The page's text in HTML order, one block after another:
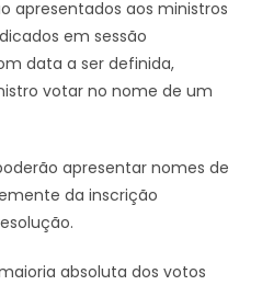
apresentados aos ministros
em sessão
data a ser definida,
votar no nome de um
apresentar nomes de
da inscrição
absoluta dos votos